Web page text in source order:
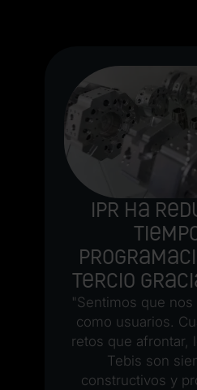
IPR ha
tercio
"Sentimos que
como usuarios.
retos que afrontar,
Tebis son
constructivos y